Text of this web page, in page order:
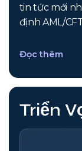
tin tức mới
định AML/
Đọc thêm
Triển